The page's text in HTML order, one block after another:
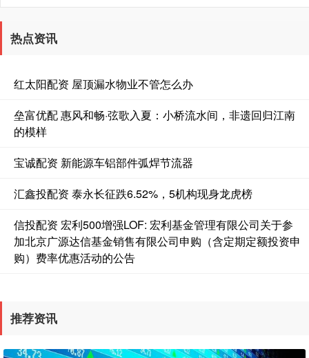
热点资讯
红太阳配资 屋顶漏水物业不管怎么办
垒富优配 惠风和畅·弦歌入夏：小桥流水间，非遗回归江南
的模样
宝诚配资 新能源车铝部件弧焊节流器
汇鑫投配资 泰永长征跌6.52%，5机构现身龙虎榜
信投配资 宏利500增强LOF: 宏利基金管理有限公司关于参
加北京广源达信基金销售有限公司申购（含定期定额投资申
购）费率优惠活动的公告
推荐资讯